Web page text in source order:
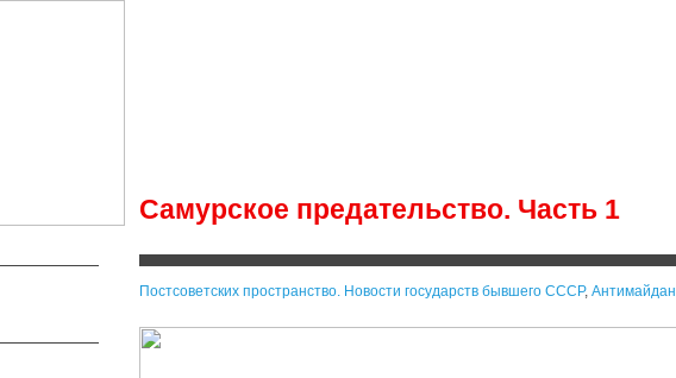
Самурское предательство. Часть 1
Постсоветских пространство. Новости государств бывшего СССР, Антимайдан